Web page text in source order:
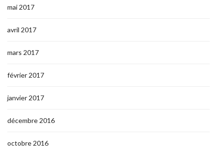
mai 2017
avril 2017
mars 2017
février 2017
janvier 2017
décembre 2016
octobre 2016